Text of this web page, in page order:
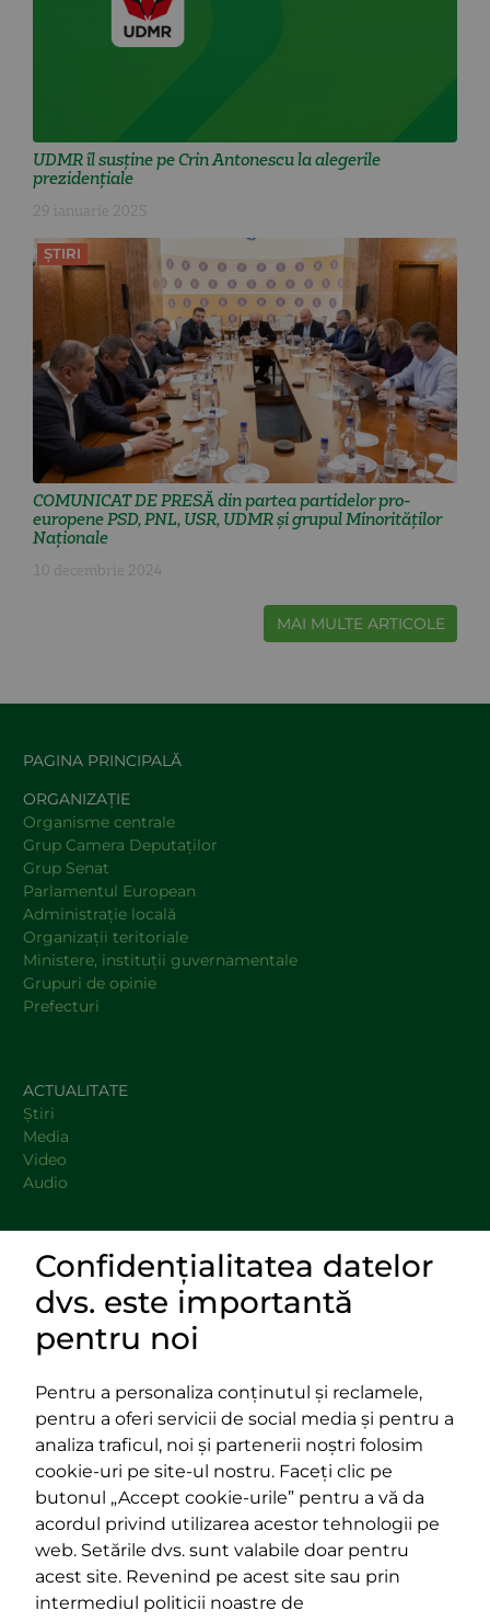
UDMR îl susține pe Crin Antonescu la alegerile
prezidențiale
29 ianuarie 2025
ȘTIRI
COMUNICAT DE PRESĂ din partea partidelor pro-
europene PSD, PNL, USR, UDMR și grupul Minorităților
Naționale
10 decembrie 2024
MAI MULTE ARTICOLE
PAGINA PRINCIPALĂ
ORGANIZAȚIE
Organisme centrale
Grup Camera Deputaţilor
Grup Senat
Parlamentul European
Administraţie locală
Organizaţii teritoriale
Ministere, instituţii guvernamentale
Grupuri de opinie
Prefecturi
ACTUALITATE
Știri
Media
Video
Audio
DOCUMENTE
LINKURI UTILE
Impressum
Termeni și condiții
Platforma PPE
400029 Cluj-Napoca,
strada Cardinal Iuliu Hossu, nr.
41
tel/fax:0723 250 321
email:office@rmdsz.ro
400489 Cluj-Napoca,
strada Republicii, nr.
60
tel/fax:0264 590 758
email:
Confidențialitatea datelor
dvs. este importantă
pentru noi
Pentru a personaliza conținutul și reclamele,
pentru a oferi servicii de social media și pentru a
analiza traficul, noi și partenerii noștri folosim
cookie-uri pe site-ul nostru. Faceți clic pe
butonul „Accept cookie-urile” pentru a vă da
acordul privind utilizarea acestor tehnologii pe
web. Setările dvs. sunt valabile doar pentru
acest site. Revenind pe acest site sau prin
intermediul politicii noastre de